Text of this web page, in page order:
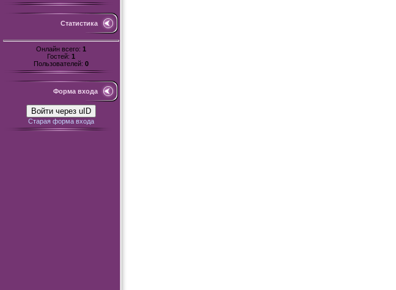
Статистика
Онлайн всего: 1
Гостей: 1
Пользователей: 0
Форма входа
Войти через uID
Старая форма входа